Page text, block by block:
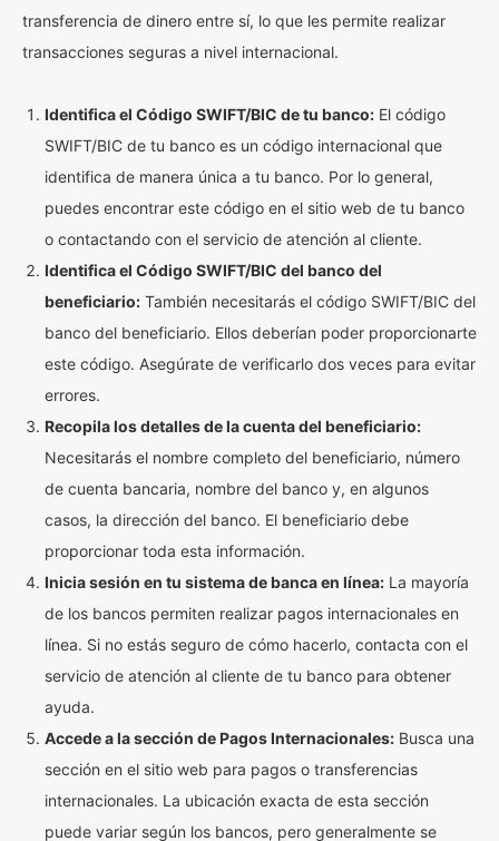
transferencia de dinero entre sí, lo que les permite realizar
transacciones seguras a nivel internacional.
Identifica el Código SWIFT/BIC de tu banco: El código
SWIFT/BIC de tu banco es un código internacional que
identifica de manera única a tu banco. Por lo general,
puedes encontrar este código en el sitio web de tu banco
o contactando con el servicio de atención al cliente.
Identifica el Código SWIFT/BIC del banco del
beneficiario: También necesitarás el código SWIFT/BIC del
banco del beneficiario. Ellos deberían poder proporcionarte
este código. Asegúrate de verificarlo dos veces para evitar
errores.
Recopila los detalles de la cuenta del beneficiario:
Necesitarás el nombre completo del beneficiario, número
de cuenta bancaria, nombre del banco y, en algunos
casos, la dirección del banco. El beneficiario debe
proporcionar toda esta información.
Inicia sesión en tu sistema de banca en línea: La mayoría
de los bancos permiten realizar pagos internacionales en
línea. Si no estás seguro de cómo hacerlo, contacta con el
servicio de atención al cliente de tu banco para obtener
ayuda.
Accede a la sección de Pagos Internacionales: Busca una
sección en el sitio web para pagos o transferencias
internacionales. La ubicación exacta de esta sección
puede variar según los bancos, pero generalmente se